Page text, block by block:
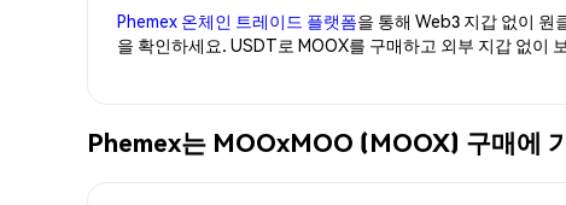
Phemex 온체인 트레이드 플랫폼을 통해 Web3 지갑 없이 원
을 확인하세요. USDT로 MOOX를 구매하고 외부 지갑 없이
Phemex는 MOOxMOO (MOOX) 구매에